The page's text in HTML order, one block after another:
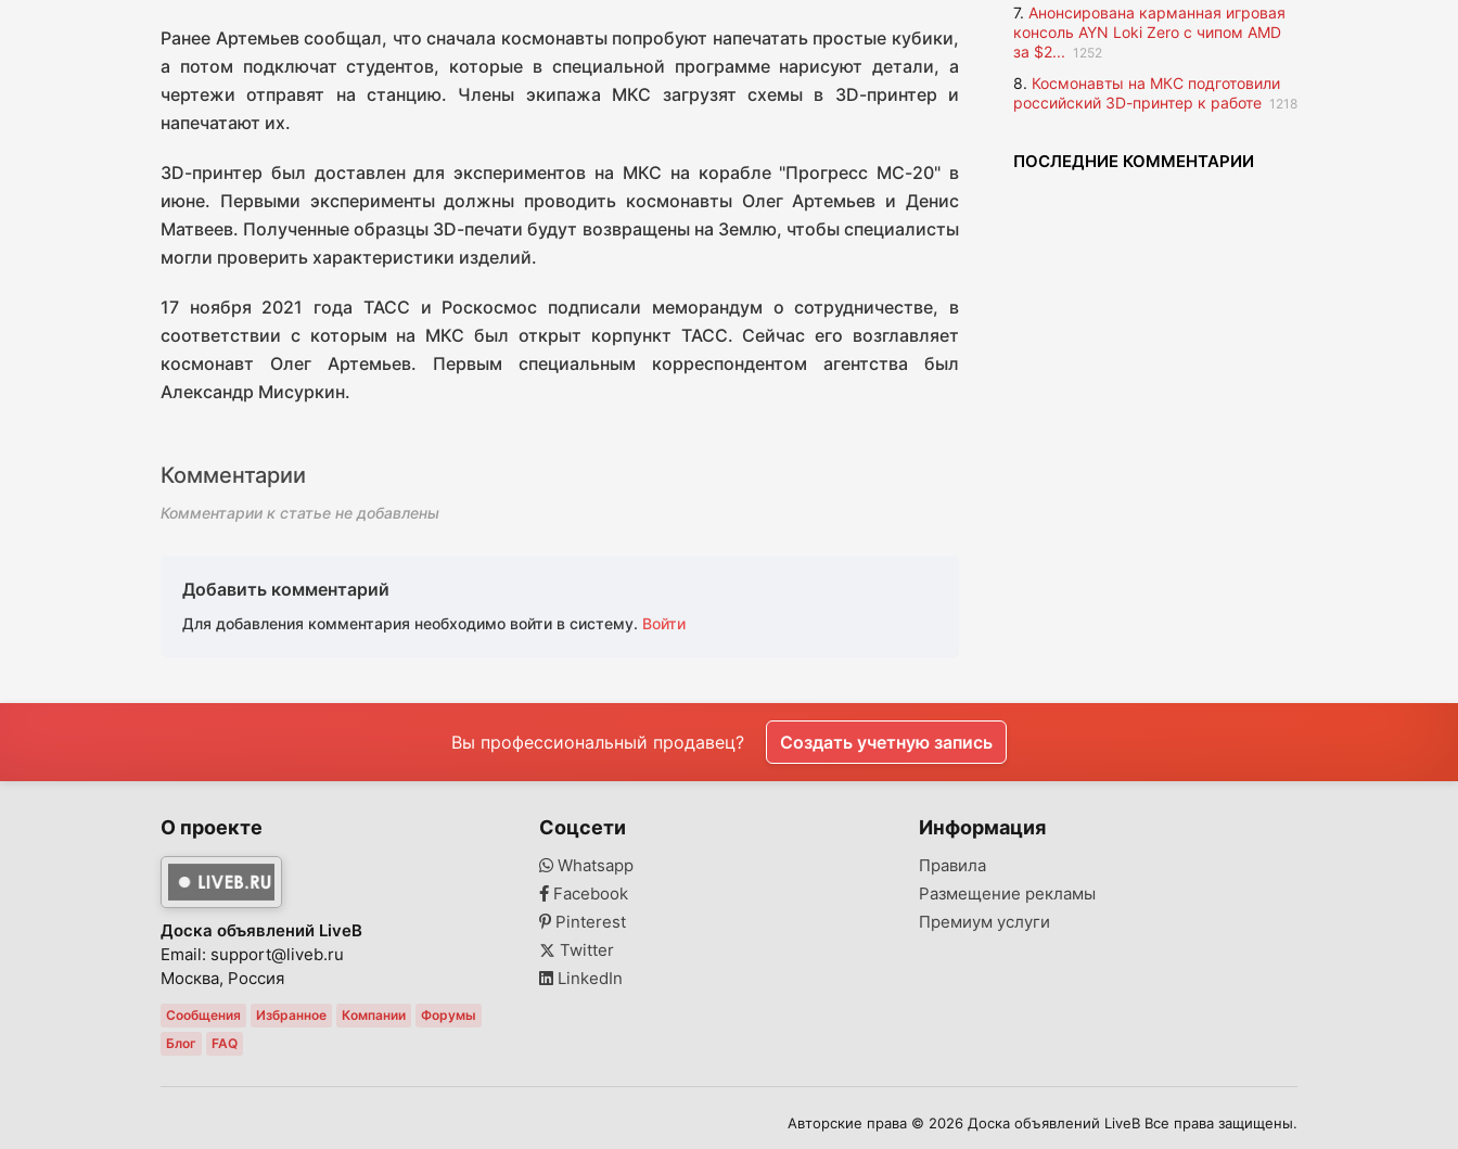
Ранее Артемьев сообщал, что сначала космонавты попробуют напечатать простые кубики,
а потом подключат студентов, которые в специальной программе нарисуют детали, а
чертежи отправят на станцию. Члены экипажа МКС загрузят схемы в 3D-принтер и
напечатают их.
3D-принтер был доставлен для экспериментов на МКС на корабле "Прогресс МС-20" в
июне. Первыми эксперименты должны проводить космонавты Олег Артемьев и Денис
Матвеев. Полученные образцы 3D-печати будут возвращены на Землю, чтобы специалисты
могли проверить характеристики изделий.
17 ноября 2021 года ТАСС и Роскосмос подписали меморандум о сотрудничестве, в
соответствии с которым на МКС был открыт корпункт ТАСС. Сейчас его возглавляет
космонавт Олег Артемьев. Первым специальным корреспондентом агентства был
Александр Мисуркин.
Комментарии
Комментарии к статье не добавлены
Добавить комментарий
Для добавления комментария необходимо войти в систему. Войти
7. Анонсирована карманная игровая
консоль AYN Loki Zero с чипом AMD
за $2... 1252
8. Космонавты на МКС подготовили
российский 3D-принтер к работе 1218
ПОСЛЕДНИЕ КОММЕНТАРИИ
Вы профессиональный продавец? Создать учетную запись
О проекте
Доска объявлений LiveB
Email: support@liveb.ru
Москва, Россия
Сообщения Избранное Компании
Форумы
Блог
FAQ
Соцсети
Whatsapp
Facebook
Pinterest
Twitter
LinkedIn
Информация
Правила
Размещение рекламы
Премиум услуги
Авторские права © 2026 Доска объявлений LiveB Все права защищены.